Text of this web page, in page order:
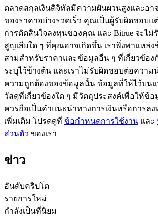
เป็นเทรดเดอร์คัดลอก
เพลิดเพลินกับการแบ่งปันผลกำไรและ
ลอกการซื้อขาย
ข้อมูล
การวิเคราะห์ข้อมูลขนาดใหญ่ รวมถึง
ตลาดสกุลเงินดิจิทัลมีความผันผวนสูงและอา
ของราคาอย่างรวดเร็ว คุณเป็นผู้รับผิดชอบแ
การตัดสินใจลงทุนของคุณ และ Bitrue จะไม่
สูญเสียใด ๆ ที่คุณอาจเกิดขึ้น เราพึ่งพาแหล่
สามสำหรับราคาและข้อมูลอื่น ๆ ที่เกี่ยวข้อง
ระบุไว้ข้างต้น และเราไม่รับผิดชอบต่อความ
ความถูกต้องของข้อมูลนั้น ข้อมูลที่ให้ไว้บน
วัสดุที่เกี่ยวข้องใด ๆ มีวัตถุประสงค์เพื่อให้ข้
ควรถือเป็นคำแนะนำทางการเงินหรือการล
เพิ่มเติม โปรดดูที่ ข้อกำหนดการใช้งาน และ
ส่วนตัว ของเรา
ข่าว
อันดับคริปโต
รายการใหม่
กำลังเป็นที่นิยม